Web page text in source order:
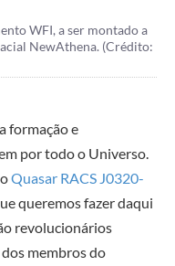
WFI, a ser montado a
NewAthena. (Crédito:
formação e
por todo o Universo.
Quasar RACS J0320-
queremos fazer daqui
revolucionários
membros do